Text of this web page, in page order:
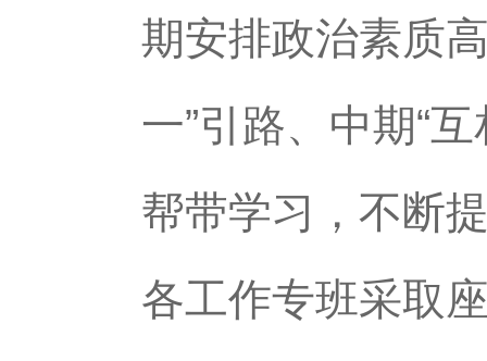
期安排政治素质
一”引路、中期“
帮带学习，不断
各工作专班采取